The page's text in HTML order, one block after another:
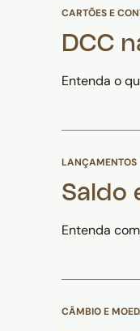
CARTÕES E
DCC
Entenda o
LANÇAMENTOS
Saldo
Entenda
CÂMBIO E